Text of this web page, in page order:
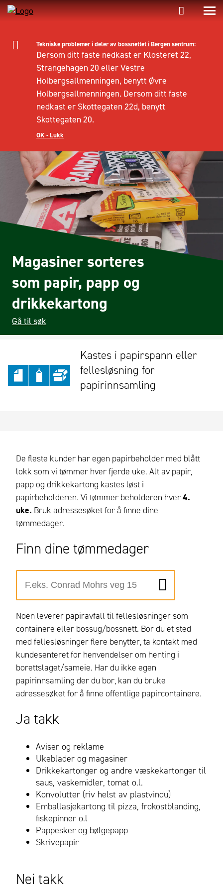
Tekniske problemer i deler av bossnettet i Bergen sentrum:
Dersom ditt faste nedkast er Klosteret 22,
Strangehagen 20 eller Vestre
Holbergsallmenningen, benytt Øvre
Holbergsallmenningen. Dersom ditt faste
nedkast er Skottegaten 22d, benytt
Skottegaten 20.
OK - Lukk
Magasiner sorteres
som papir, papp og
drikkekartong
Gå til søk
Kastes i papirspann eller
fellesløsning for
papirinnsamling
De fleste kunder har egen papirbeholder med blått
lokk som vi tømmer hver fjerde uke. Alt av papir,
papp og drikkekartong kastes løst i
papirbeholderen. Vi tømmer beholderen hver4.
uke. Bruk adressesøket for å finne dine
tømmedager.
Finn dine tømmedager
Noen leverer papiravfall til fellesløsninger som
containere eller bossug/bossnett. Bor du et sted
med fellesløsninger flere benytter, ta kontakt med
kundesenteret for henvendelser om henting i
borettslaget/sameie. Har du ikke egen
papirinnsamling der du bor, kan du bruke
adressesøket for å finne offentlige papircontainere.
Ja takk
Aviser og reklame
Ukeblader og magasiner
Drikkekartonger og andre væskekartonger til
saus, vaskemidler, tomat o.l.
Konvolutter (riv helst av plastvindu)
Emballasjekartong til pizza, frokostblanding,
fiskepinner o.l
Pappesker og bølgepapp
Skrivepapir
Nei takk